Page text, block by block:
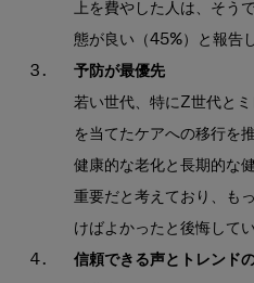
上を費やした人は、そう
態が良い（45%）と報告
予防が最優先
若い世代、特にZ世代と
を当てたケアへの移行を
健康的な老化と長期的な
重要だと考えており、も
けばよかったと後悔してい
信頼できる声とトレンド